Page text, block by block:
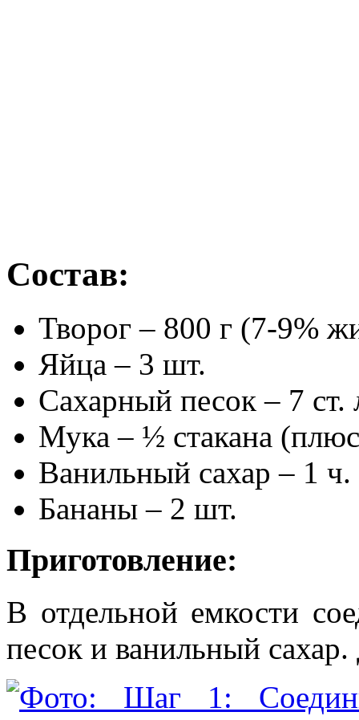
Состав:
Творог – 800 г (7-9%
Яйца – 3 шт.
Сахарный песок – 7 ст.
Мука – ½ стакана
Ванильный сахар – 1
Бананы – 2 шт.
Приготовление:
В отдельной емкости
песок и ванильный